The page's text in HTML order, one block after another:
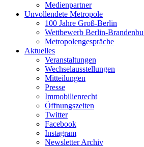
Medienpartner
Unvollendete Metropole
100 Jahre Groß-Berlin
Wettbewerb Berlin-
Metropolengespräche
Aktuelles
Veranstaltungen
Wechselausstellungen
Mitteilungen
Presse
Immobilienrecht
Öffnungszeiten
Twitter
Facebook
Instagram
Newsletter Archiv